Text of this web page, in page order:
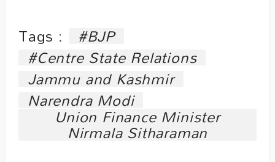
Tags : #BJP
#Centre State Relations
Jammu and Kashmir
Narendra Modi
Union Finance Minister
Nirmala Sitharaman